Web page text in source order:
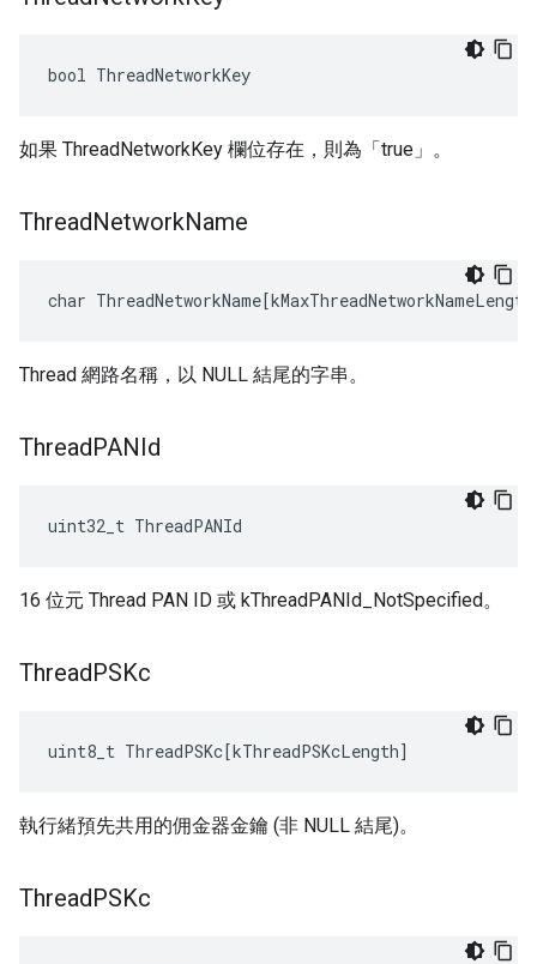
bool ThreadNetworkKey
如果 ThreadNetworkKey 欄位存在，則為「true」。
ThreadNetworkName
char
Thread 網路名稱，以 NULL 結尾的字串。
ThreadPANId
uint32_t ThreadPANId
16 位元 Thread PAN ID 或 kThreadPANId_NotSpecified。
ThreadPSKc
uint8_t ThreadPSKc[kThreadPSKcLength]
執行緒預先共用的佣金器金鑰 (非 NULL 結尾)。
ThreadPSKc